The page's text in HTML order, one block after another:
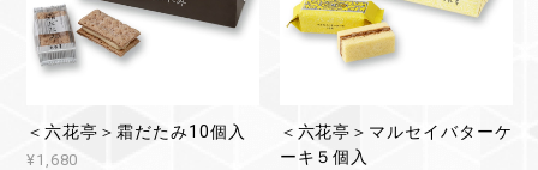
＜六花亭＞霜だたみ10個入
¥1,680
＜六花亭＞マルセイバターケ
ーキ５個入